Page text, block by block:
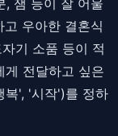
우아한 결혼식
기 소품 등이 적
게 전달하고 싶은
복', '시작')를 정하